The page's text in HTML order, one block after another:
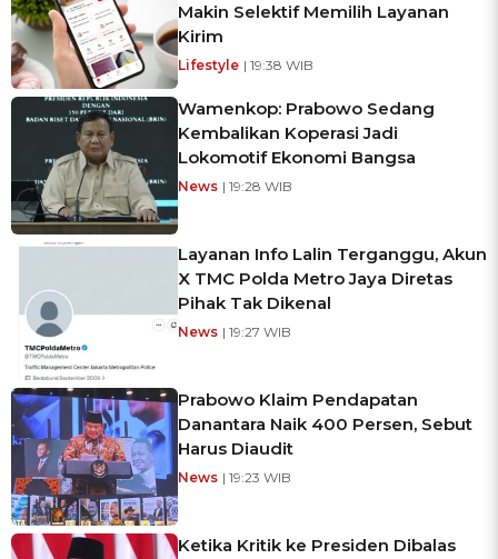
Makin Selektif Memilih Layanan
Kirim
Lifestyle | 19:38 WIB
Wamenkop: Prabowo Sedang
Kembalikan Koperasi Jadi
Lokomotif Ekonomi Bangsa
News | 19:28 WIB
Layanan Info Lalin Terganggu, Akun
X TMC Polda Metro Jaya Diretas
Pihak Tak Dikenal
News | 19:27 WIB
Prabowo Klaim Pendapatan
Danantara Naik 400 Persen, Sebut
Harus Diaudit
News | 19:23 WIB
Ketika Kritik ke Presiden Dibalas